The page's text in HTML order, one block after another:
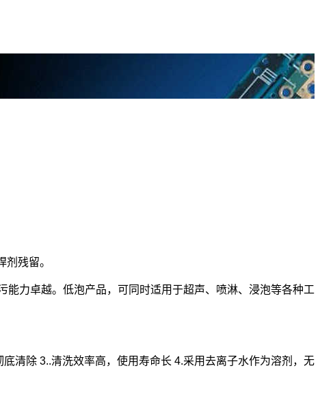
残留。
力卓越。低泡产品，可同时适用于超声、喷淋、浸泡等各种工
清除 3..清洗效率高，使用寿命长 4.采用去离子水作为溶剂，无